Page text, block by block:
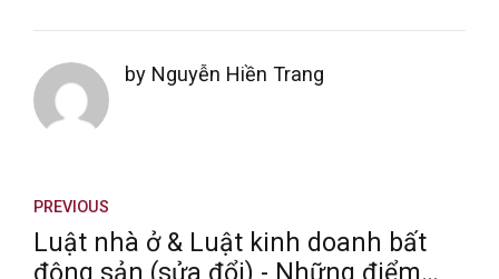
by Nguyễn Hiền Trang
PREVIOUS
Luật nhà ở & Luật kinh doanh bất